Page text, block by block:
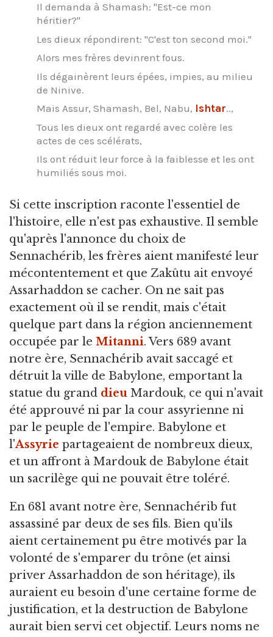
Il demanda à Shamash: "Est-ce mon
héritier?"
Les dieux répondirent: "C'est ton second moi."
Alors mes frères devinrent fous.
Ils dégainèrent leurs épées, impies, au milieu
de Ninive.
Mais Assur, Shamash, Bel, Nabu, Ishtar..,
Tous les dieux ont regardé avec colère les
actes de ces scélérats,
Ils ont réduit leur force à la faiblesse et les ont
humiliés sous moi.
Si cette inscription raconte l'essentiel de
l'histoire, elle n'est pas exhaustive. Il semble
qu'après l'annonce du choix de
Sennachérib, les frères aient manifesté leur
mécontentement et que Zakûtu ait envoyé
Assarhaddon se cacher. On ne sait pas
exactement où il se rendit, mais c'était
quelque part dans la région anciennement
occupée par le Mitanni. Vers 689 avant
notre ère, Sennachérib avait saccagé et
détruit la ville de Babylone, emportant la
statue du grand dieu Mardouk, ce qui n'avait
été approuvé ni par la cour assyrienne ni
par le peuple de l'empire. Babylone et
l'Assyrie partageaient de nombreux dieux,
et un affront à Mardouk de Babylone était
un sacrilège qui ne pouvait être toléré.
En 681 avant notre ère, Sennachérib fut
assassiné par deux de ses fils. Bien qu'ils
aient certainement pu être motivés par la
volonté de s'emparer du trône (et ainsi
priver Assarhaddon de son héritage), ils
auraient eu besoin d'une certaine forme de
justification, et la destruction de Babylone
aurait bien servi cet objectif. Leurs noms ne